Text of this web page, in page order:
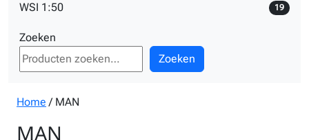
WSI 1:50 19
Zoeken
Zoeken
Home / MAN
MAN